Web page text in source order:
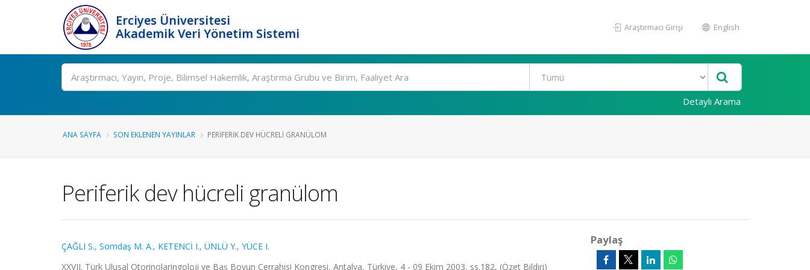
Erciyes Üniversitesi
Akademik Veri Yönetim Sistemi
Araştırmacı Girişi English
Ara
Detaylı Arama
ANA SAYFA SON EKLENEN YAYINLAR PERIFERIK DEV HÜCRELI GRANÜLOM
Periferik dev hücreli granülom
ÇAĞLI S., Somdaş M. A., KETENCİ I., ÜNLÜ Y., YÜCE I.
XXVII. Türk Ulusal Otorinolaringoloji ve Baş Boyun Cerrahisi Kongresi, Antalya, Türkiye, 4 - 09 Ekim 2003, ss.182, (Özet Bildiri)
Paylaş